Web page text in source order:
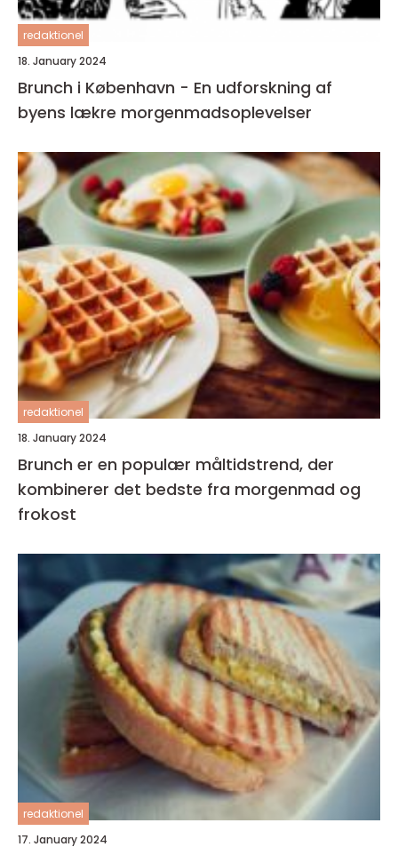
redaktionel
18. January 2024
Brunch i København - En udforskning af
byens lækre morgenmadsoplevelser
redaktionel
18. January 2024
Brunch er en populær måltidstrend, der
kombinerer det bedste fra morgenmad og
frokost
redaktionel
17. January 2024